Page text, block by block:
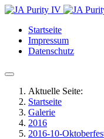
Startseite
Impressum
Datenschutz
Aktuelle Seite:
Startseite
Galerie
2016
2016-10-